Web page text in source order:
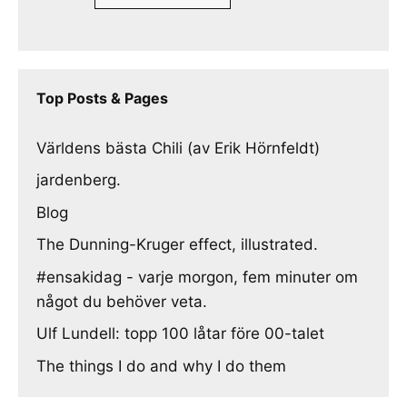
Top Posts & Pages
Världens bästa Chili (av Erik Hörnfeldt)
jardenberg.
Blog
The Dunning-Kruger effect, illustrated.
#ensakidag - varje morgon, fem minuter om
något du behöver veta.
Ulf Lundell: topp 100 låtar före 00-talet
The things I do and why I do them